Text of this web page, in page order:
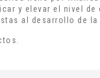
y elevar el nivel de
al desarrollo de la